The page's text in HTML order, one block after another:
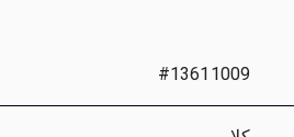
#13611009